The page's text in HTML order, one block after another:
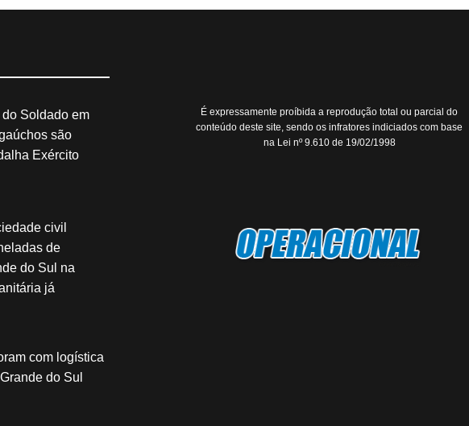
Soldado em
são
Exército
civil
de
do Sul na
já
com logística
do Sul
É expressamente proíbida a reprodução total ou parcial do
conteúdo deste site, sendo os infratores indiciados com base
na Lei nº 9.610 de 19/02/1998